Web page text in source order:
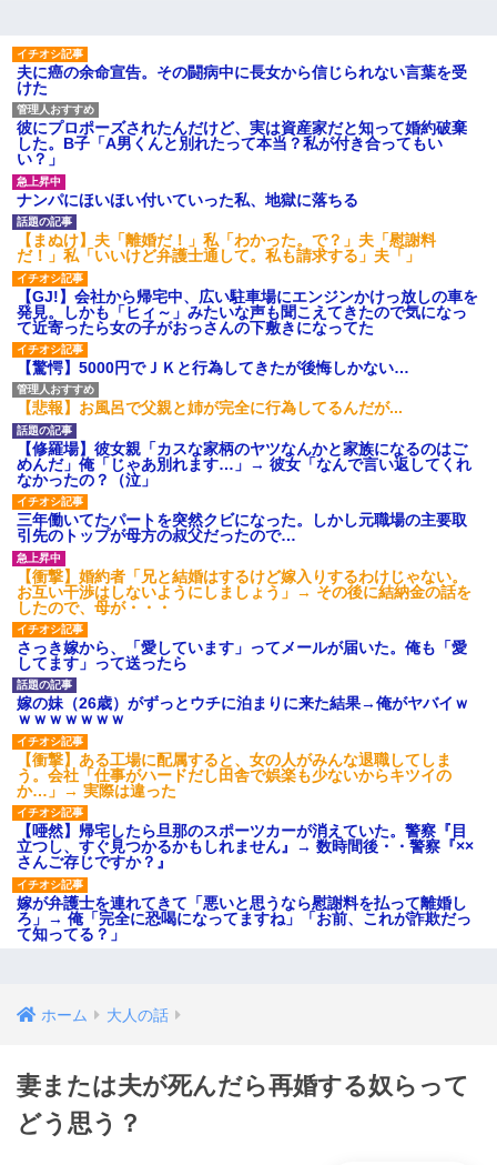
夫に癌の余命宣告。その闘病中に長女から信じられない言葉を受
けた
彼にプロポーズされたんだけど、実は資産家だと知って婚約破棄
した。B子「A男くんと別れたって本当？私が付き合ってもい
い？」
ナンパにほいほい付いていった私、地獄に落ちる
【まぬけ】夫「離婚だ！」私「わかった。で？」夫「慰謝料
だ！」私「いいけど弁護士通して。私も請求する」夫「」
【GJ!】会社から帰宅中、広い駐車場にエンジンかけっ放しの車を
発見。しかも「ヒィ～」みたいな声も聞こえてきたので気になっ
て近寄ったら女の子がおっさんの下敷きになってた
【驚愕】5000円でＪＫと行為してきたが後悔しかない…
【悲報】お風呂で父親と姉が完全に行為してるんだが...
【修羅場】彼女親「カスな家柄のヤツなんかと家族になるのはご
めんだ」俺「じゃあ別れます…」→ 彼女「なんで言い返してくれ
なかったの？（泣」
三年働いてたパートを突然クビになった。しかし元職場の主要取
引先のトップが母方の叔父だったので…
【衝撃】婚約者「兄と結婚はするけど嫁入りするわけじゃない。
お互い干渉はしないようにしましょう」→ その後に結納金の話を
したので、母が・・・
さっき嫁から、「愛しています」ってメールが届いた。俺も「愛
してます」って送ったら
嫁の妹（26歳）がずっとウチに泊まりに来た結果→俺がヤバイｗ
ｗｗｗｗｗｗｗ
【衝撃】ある工場に配属すると、女の人がみんな退職してしま
う。会社「仕事がハードだし田舎で娯楽も少ないからキツイの
か…」→ 実際は違った
【唖然】帰宅したら旦那のスポーツカーが消えていた。警察『目
立つし、すぐ見つかるかもしれません』→ 数時間後・・警察『××
さんご存じですか？』
嫁が弁護士を連れてきて「悪いと思うなら慰謝料を払って離婚し
ろ」→ 俺「完全に恐喝になってますね」「お前、これが詐欺だっ
て知ってる？」
ホーム 大人の話
妻または夫が死んだら再婚する奴らって
どう思う？